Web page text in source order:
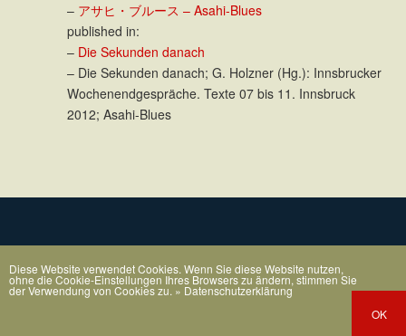
– アサヒ・ブルース – Asahi-Blues
published in:
– Die Sekunden danach
– Die Sekunden danach; G. Holzner (Hg.): Innsbrucker
Wochenendgespräche. Texte 07 bis 11. Innsbruck
2012; Asahi-Blues
Diese Website verwendet Cookies. Wenn Sie diese Website nutzen,
ohne die Cookie-Einstellungen Ihres Browsers zu ändern, stimmen Sie
der Verwendung von Cookies zu. » Datenschutzerklärung
OK